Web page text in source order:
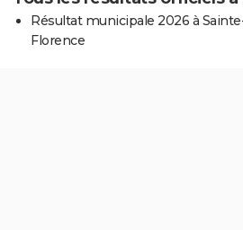
Résultat municipale 2026 à
Florence